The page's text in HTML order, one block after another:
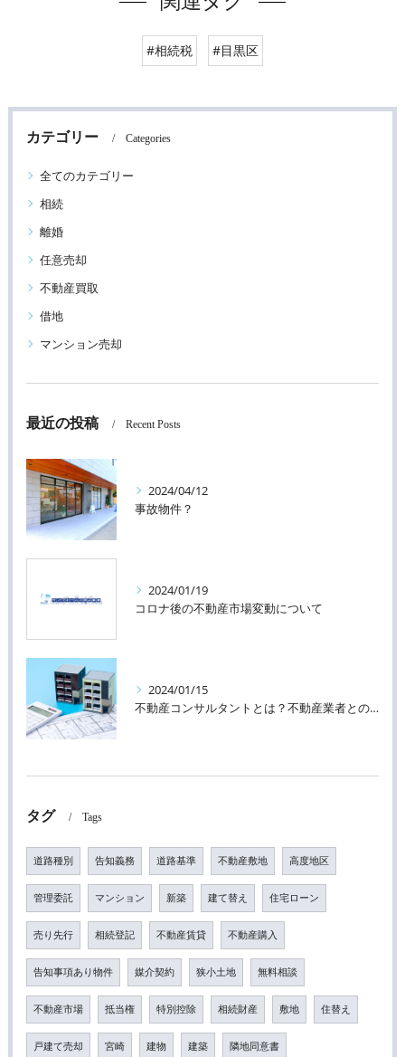
#相続税 #目黒区
カテゴリー Categories
全てのカテゴリー
相続
離婚
任意売却
不動産買取
借地
マンション売却
最近の投稿 Recent Posts
2024/04/12
事故物件？
2024/01/19
コロナ後の不動産市場変動について
2024/01/15
不動産コンサルタントとは？不動産業者との違い
タグ Tags
道路種別 告知義務 道路基準 不動産敷地 高度地区
管理委託 マンション 新築 建て替え 住宅ローン
売り先行 相続登記 不動産賃貸 不動産購入
告知事項あり物件 媒介契約 狭小土地 無料相談
不動産市場 抵当権 特別控除 相続財産 敷地 住替え
戸建て売却 宮崎 建物 建築 隣地同意書